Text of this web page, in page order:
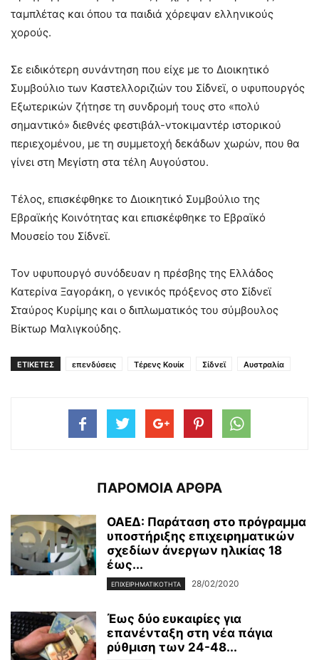
ταμπλέτας και όπου τα παιδιά χόρεψαν ελληνικούς
χορούς.
Σε ειδικότερη συνάντηση που είχε με το Διοικητικό
Συμβούλιο των Καστελλοριζιών του Σίδνεϊ, ο υφυπουργός
Εξωτερικών ζήτησε τη συνδρομή τους στο «πολύ
σημαντικό» διεθνές φεστιβάλ-ντοκιμαντέρ ιστορικού
περιεχομένου, με τη συμμετοχή δεκάδων χωρών, που θα
γίνει στη Μεγίστη στα τέλη Αυγούστου.
Τέλος, επισκέφθηκε το Διοικητικό Συμβούλιο της
Εβραϊκής Κοινότητας και επισκέφθηκε το Εβραϊκό
Μουσείο του Σίδνεϊ.
Τον υφυπουργό συνόδευαν η πρέσβης της Ελλάδος
Κατερίνα Ξαγοράκη, ο γενικός πρόξενος στο Σίδνεϊ
Σταύρος Κυρίμης και ο διπλωματικός του σύμβουλος
Βίκτωρ Μαλιγκούδης.
ΕΤΙΚΕΤΕΣ επενδύσεις Τέρενς Κουίκ Σίδνεϊ Αυστραλία
ΠΑΡΟΜΟΙΑ ΑΡΘΡΑ
ΟΑΕΔ: Παράταση στο πρόγραμμα
υποστήριξης επιχειρηματικών
σχεδίων άνεργων ηλικίας 18
έως...
ΕΠΙΧΕΙΡΗΜΑΤΙΚΌΤΗΤΑ 28/02/2020
Έως δύο ευκαιρίες για
επανένταξη στη νέα πάγια
ρύθμιση των 24-48...